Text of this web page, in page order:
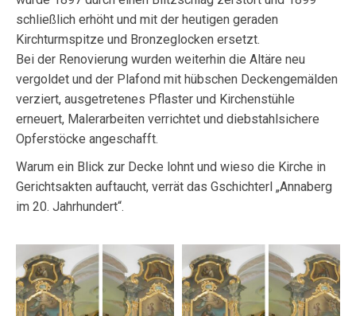
schließlich erhöht und mit der heutigen geraden
Kirchturmspitze und Bronzeglocken ersetzt.
Bei der Renovierung wurden weiterhin die Altäre neu
vergoldet und der Plafond mit hübschen Deckengemälden
verziert, ausgetretenes Pflaster und Kirchenstühle
erneuert, Malerarbeiten verrichtet und diebstahlsichere
Opferstöcke angeschafft.
Warum ein Blick zur Decke lohnt und wieso die Kirche in
Gerichtsakten auftaucht, verrät das Gschichterl „Annaberg
im 20. Jahrhundert“.